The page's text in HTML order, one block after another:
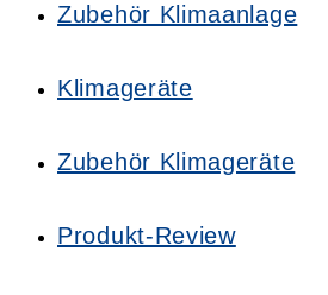
Zubehör Klimaanlage
Klimageräte
Zubehör Klimageräte
Produkt-Review